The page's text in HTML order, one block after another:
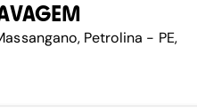
Petrolina - PE,